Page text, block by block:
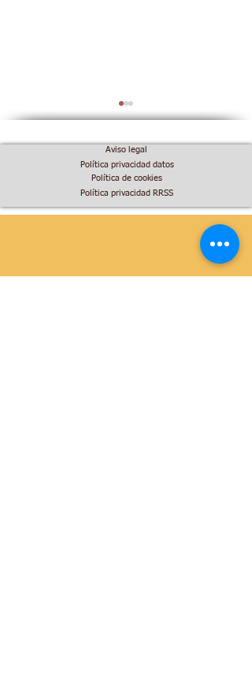
Aviso legal
Política privacidad datos
Política de cookies
Política privacidad RRSS